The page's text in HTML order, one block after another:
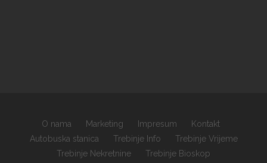
O nama Marketing Impresum
Kontakt
Autobuska stanica
Trebinje Info
Trebinje Vrijeme
Trebinje Nekretnine
Trebinje Bioskop